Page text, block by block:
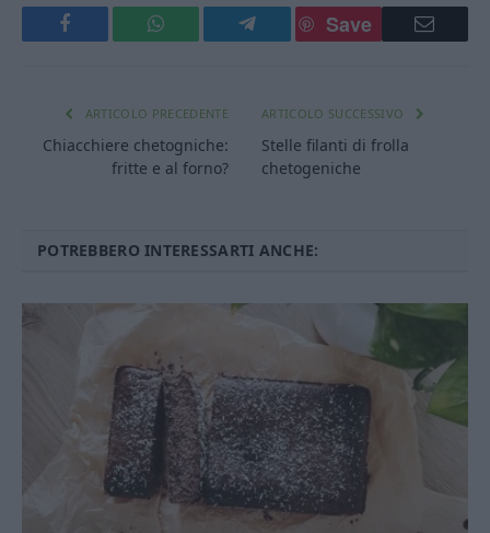
Facebook WhatsApp Telegram
Save
Email
ARTICOLO PRECEDENTE
Chiacchiere chetogniche:
fritte e al forno?
ARTICOLO SUCCESSIVO
Stelle filanti di frolla
chetogeniche
POTREBBERO INTERESSARTI ANCHE: